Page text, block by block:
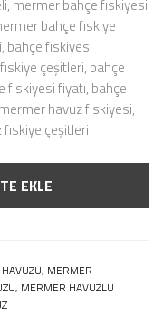
mermer bahçe fıskiyesi
bahçe fıskiye
bahçe fıskiyesi
çeşitleri, bahçe
fıskiyesi fiyatı, bahçe
havuz fıskiyesi,
çeşitleri
EKLE
MERMER
MERMER HAVUZLU